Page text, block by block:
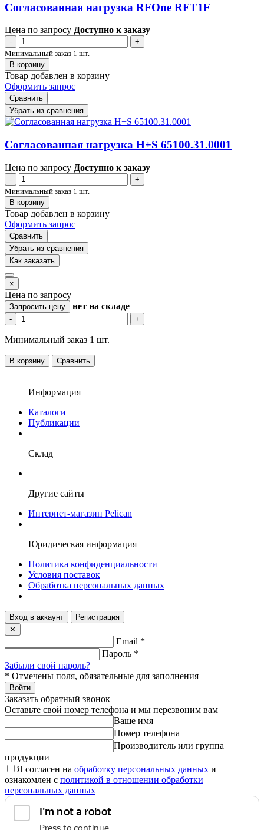
Согласованная нагрузка RFOne RFT1F
Цена по запросу Доступно к заказу
-
+
Минимальный заказ 1 шт.
В корзину
Товар добавлен в корзину
Оформить запрос
Сравнить
Убрать из сравнения
Согласованная нагрузка H+S 65100.31.0001
Цена по запросу Доступно к заказу
-
+
Минимальный заказ 1 шт.
В корзину
Товар добавлен в корзину
Оформить запрос
Сравнить
Убрать из сравнения
Как заказать
×
Цена по запросу
Запросить цену нет на складе
- +
Минимальный заказ 1 шт.
В корзину Сравнить
Информация
Каталоги
Публикации
Склад
Другие сайты
Интернет-магазин Pelican
Юридическая информация
Политика конфиденциальности
Условия поставок
Обработка персональных данных
Вход в аккаунт
Регистрация
✕
Email *
Пароль *
Забыли свой пароль?
* Отмечены поля, обязательные для заполнения
Войти
Заказать обратный звонок
Оставьте свой номер телефона и мы перезвоним вам
Ваше имя
Номер телефона
Производитель или группа
продукции
Я согласен на обработку персональных данных и
ознакомлен с политикой в отношении обработки
персональных данных